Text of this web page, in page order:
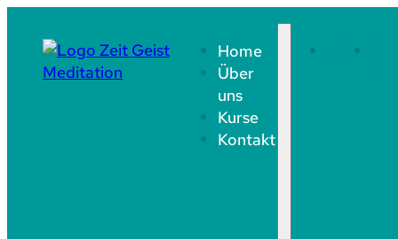
Home
Über
uns
Kurse
Kontakt
Home